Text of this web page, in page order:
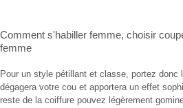
Comment s'habiller femme, choisir
femme
Pour un style pétillant et classe, portez donc
dégagera votre cou et apportera un effet
reste de la coiffure pouvez légèrement